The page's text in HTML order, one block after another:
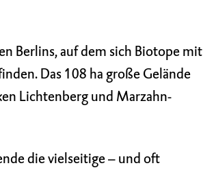
Berlins, auf dem sich Biotope mit
Das 108 ha große Gelände
Lichtenberg und Marzahn-
die vielseitige – und oft